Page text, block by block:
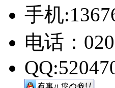
手机
电话：